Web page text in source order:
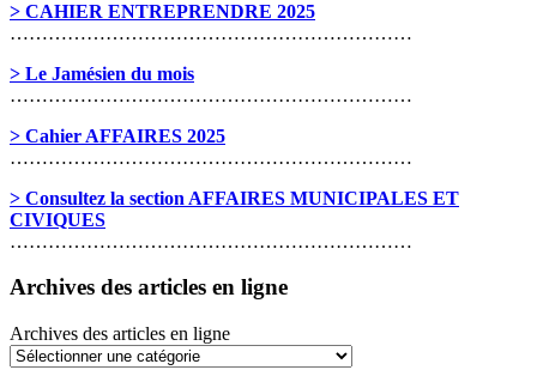
> CAHIER ENTREPRENDRE 2025
………………………………………………………
> Le Jamésien du mois
………………………………………………………
> Cahier AFFAIRES 2025
………………………………………………………
> Consultez la section AFFAIRES MUNICIPALES ET
CIVIQUES
………………………………………………………
Archives des articles en ligne
Archives des articles en ligne